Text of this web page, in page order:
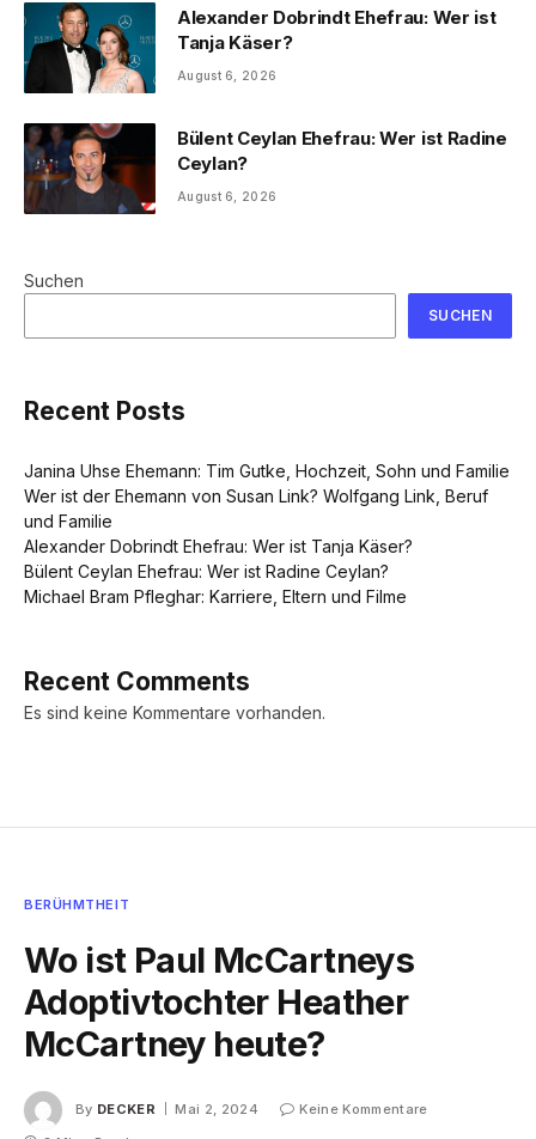
Alexander Dobrindt Ehefrau: Wer ist
Tanja Käser?
August 6, 2026
Bülent Ceylan Ehefrau: Wer ist Radine
Ceylan?
August 6, 2026
Suchen
SUCHEN
Recent Posts
Janina Uhse Ehemann: Tim Gutke, Hochzeit, Sohn und Familie
Wer ist der Ehemann von Susan Link? Wolfgang Link, Beruf
und Familie
Alexander Dobrindt Ehefrau: Wer ist Tanja Käser?
Bülent Ceylan Ehefrau: Wer ist Radine Ceylan?
Michael Bram Pfleghar: Karriere, Eltern und Filme
Recent Comments
Es sind keine Kommentare vorhanden.
BERÜHMTHEIT
Wo ist Paul McCartneys
Adoptivtochter Heather
McCartney heute?
By DECKER Mai 2, 2024
Keine Kommentare